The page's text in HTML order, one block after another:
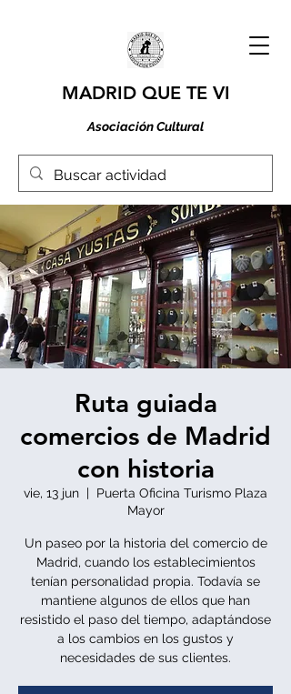
MADRID QUE TE VI
Asociación Cultural
Ruta guiada
comercios de Madrid
con historia
vie, 13 jun
  |
Puerta Oficina Turismo Plaza
Mayor
Un paseo por la historia del comercio de
Madrid, cuando los establecimientos
tenían personalidad propia. Todavía se
mantiene algunos de ellos que han
resistido el paso del tiempo, adaptándose
a los cambios en los gustos y
necesidades de sus clientes.